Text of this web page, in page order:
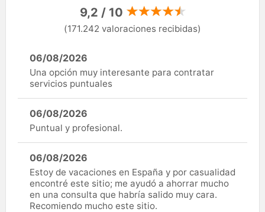
9,2 / 10
(171.242 valoraciones recibidas)
06/08/2026
Una opción muy interesante para contratar
servicios puntuales
06/08/2026
Puntual y profesional.
06/08/2026
Estoy de vacaciones en España y por casualidad
encontré este sitio; me ayudó a ahorrar mucho
en una consulta que habría salido muy cara.
Recomiendo mucho este sitio.